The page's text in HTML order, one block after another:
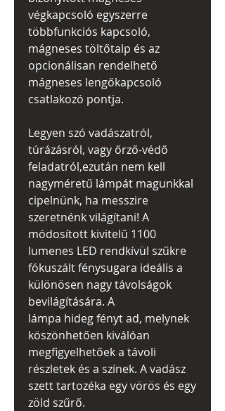
végkapcsoló egyszerre
többfunkciós kapcsoló,
mágneses töltőtalp és az
opcionálisan rendelhető
mágneses lengőkapcsoló
csatlakozó pontja.
Legyen szó vadászatról,
túrázásról, vagy őrző-védő
feladatról,ezután nem kell
nagyméretű lámpát magunkkal
cipelnünk, ha messzire
szeretnénk világítani! A
módosított kivitelű 1100
lumenes LED rendkívül szűkre
fókuszált fénysugara ideális a
különösen nagy távolságok
bevilágítására. A
lámpa hideg fényt ad, melynek
köszönhetően kiválóan
megfigyelhetőek a távoli
részletek és a színek. A vadász
szett tartozéka egy vörös és egy
zöld szűrő.